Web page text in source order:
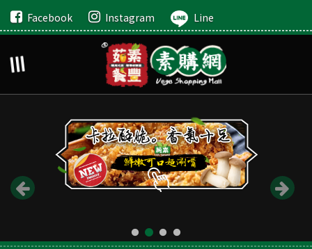
Facebook Instagram Line